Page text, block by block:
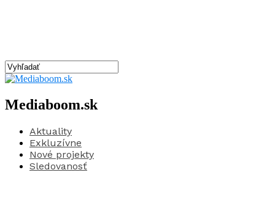
Mediaboom.sk
Aktuality
Exkluzívne
Nové projekty
Sledovanosť